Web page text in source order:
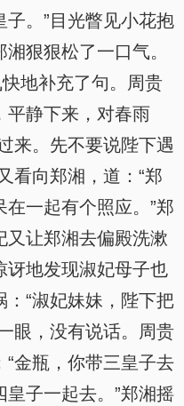
。”目光瞥见小花抱
狠狠松了一口气。
地补充了句。周贵
平静下来，对春雨
来。先不要说陛下遇
看向郑湘，道：“郑
一起有个照应。”郑
又让郑湘去偏殿洗漱
讶地发现淑妃母子也
“淑妃妹妹，陛下把
眼，没有说话。周贵
金瓶，你带三皇子去
子一起去。”郑湘摇